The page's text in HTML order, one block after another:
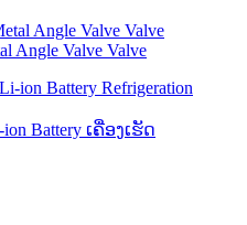
Angle Valve Valve
Battery ເຄື່ອງເຮັດ